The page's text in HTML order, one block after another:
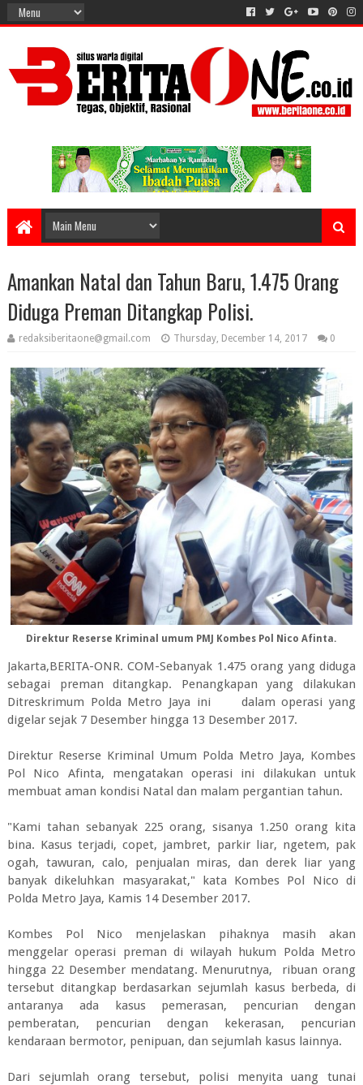
Amankan Natal dan Tahun Baru, 1.475 Orang
Diduga Preman Ditangkap Polisi.
redaksiberitaone@gmail.com Thursday, December 14, 2017 0
Direktur Reserse Kriminal umum PMJ Kombes Pol Nico Afinta.
Jakarta,BERITA-ONR. COM-Sebanyak 1.475 orang yang diduga
sebagai preman ditangkap. Penangkapan yang dilakukan
Ditreskrimum Polda Metro Jaya ini dalam operasi yang
digelar sejak 7 Desember hingga 13 Desember 2017.
Direktur Reserse Kriminal Umum Polda Metro Jaya, Kombes
Pol Nico Afinta, mengatakan operasi ini dilakukan untuk
membuat aman kondisi Natal dan malam pergantian tahun.
"Kami tahan sebanyak 225 orang, sisanya 1.250 orang kita
bina. Kasus terjadi, copet, jambret, parkir liar, ngetem, pak
ogah, tawuran, calo, penjualan miras, dan derek liar yang
banyak dikeluhkan masyarakat," kata Kombes Pol Nico di
Polda Metro Jaya, Kamis 14 Desember 2017.
Kombes Pol Nico menjelaskan pihaknya masih akan
menggelar operasi preman di wilayah hukum Polda Metro
hingga 22 Desember mendatang. Menurutnya, ribuan orang
tersebut ditangkap berdasarkan sejumlah kasus berbeda, di
antaranya ada kasus pemerasan, pencurian dengan
pemberatan, pencurian dengan kekerasan, pencurian
kendaraan bermotor, penipuan, dan sejumlah kasus lainnya.
Dari sejumlah orang tersebut, polisi menyita uang tunai